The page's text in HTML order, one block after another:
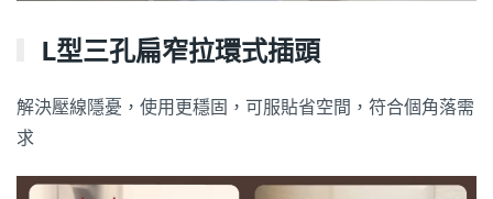
L型三孔扁窄拉環式插頭
解決壓線隱憂，使用更穩固，可服貼省空間，符合個角落需
求